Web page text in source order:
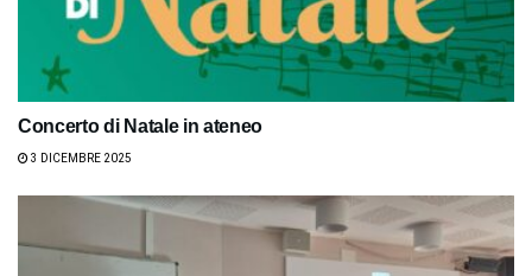
Concerto di Natale in ateneo
3 DICEMBRE 2025